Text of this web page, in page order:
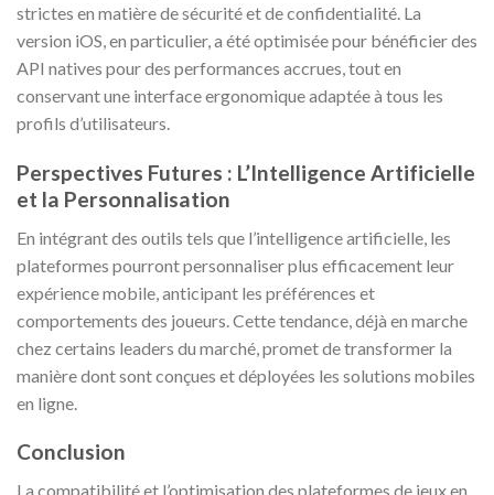
strictes en matière de sécurité et de confidentialité. La
version iOS, en particulier, a été optimisée pour bénéficier des
API natives pour des performances accrues, tout en
conservant une interface ergonomique adaptée à tous les
profils d’utilisateurs.
Perspectives Futures : L’Intelligence Artificielle
et la Personnalisation
En intégrant des outils tels que l’intelligence artificielle, les
plateformes pourront personnaliser plus efficacement leur
expérience mobile, anticipant les préférences et
comportements des joueurs. Cette tendance, déjà en marche
chez certains leaders du marché, promet de transformer la
manière dont sont conçues et déployées les solutions mobiles
en ligne.
Conclusion
La compatibilité et l’optimisation des plateformes de jeux en